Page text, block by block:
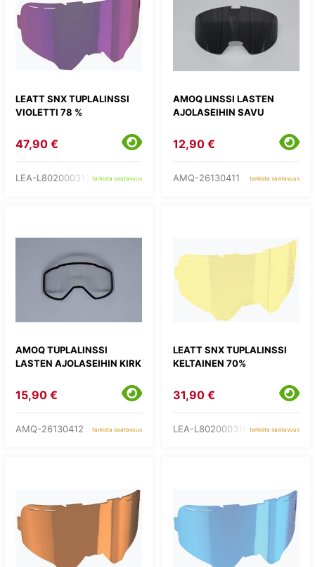
LEATT SNX TUPLALINSSI
VIOLETTI 78 %
47,90 €
LEA-L8020003130tarkista saatavuus
AMOQ LINSSI LASTEN
AJOLASEIHIN SAVU
12,90 €
AMQ-26130411 tarkista saatavuus
AMOQ TUPLALINSSI
LASTEN AJOLASEIHIN KIRK
15,90 €
AMQ-26130412 tarkista saatavuus
LEATT SNX TUPLALINSSI
KELTAINEN 70%
31,90 €
LEA-L8020003165tarkista saatavuus